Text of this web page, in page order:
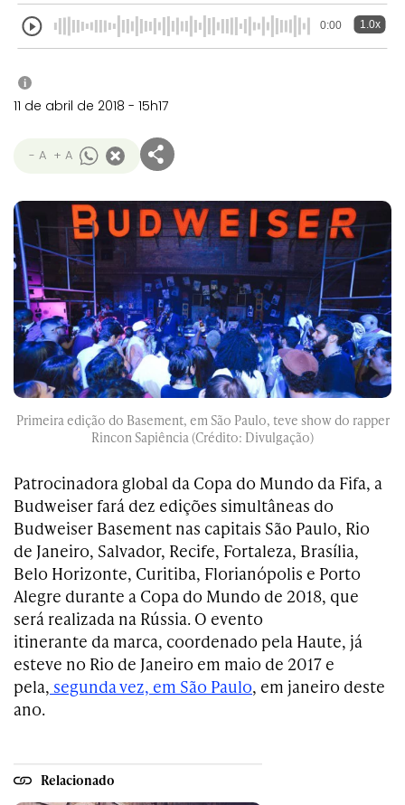
0:00 1.0x
i
11 de abril de 2018 - 15h17
- A + A
Primeira edição do Basement, em São Paulo, teve show do rapper
Rincon Sapiência (Crédito: Divulgação)
Patrocinadora global da Copa do Mundo da Fifa, a
Budweiser fará dez edições simultâneas do
Budweiser Basement nas capitais São Paulo, Rio
de Janeiro, Salvador, Recife, Fortaleza, Brasília,
Belo Horizonte, Curitiba, Florianópolis e Porto
Alegre durante a Copa do Mundo de 2018, que
será realizada na Rússia. O evento
itinerante da marca, coordenado pela Haute, já
esteve no Rio de Janeiro em maio de 2017 e
pela, segunda vez, em São Paulo, em janeiro deste
ano.
Relacionado